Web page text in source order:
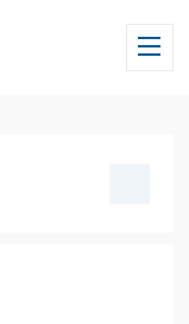
诺德减速机